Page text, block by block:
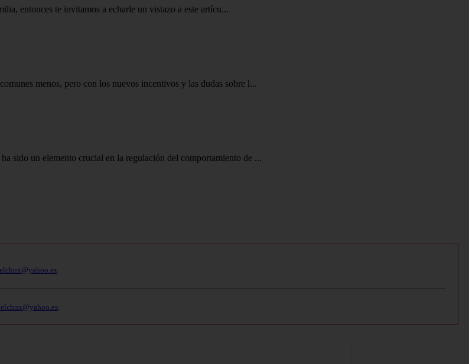
entonces te invitamos a echarle un vistazo a este artícu...
menos, pero con los nuevos incentivos y las dudas sobre l...
sido un elemento crucial en la regulación del comportamiento de ...